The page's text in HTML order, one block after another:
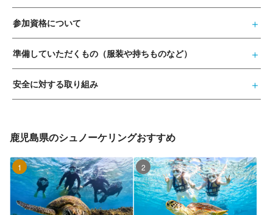
参加資格について
準備していただくもの（服装や持ちものなど）
安全に対する取り組み
鹿児島県のシュノーケリングおすすめ
1位 2位